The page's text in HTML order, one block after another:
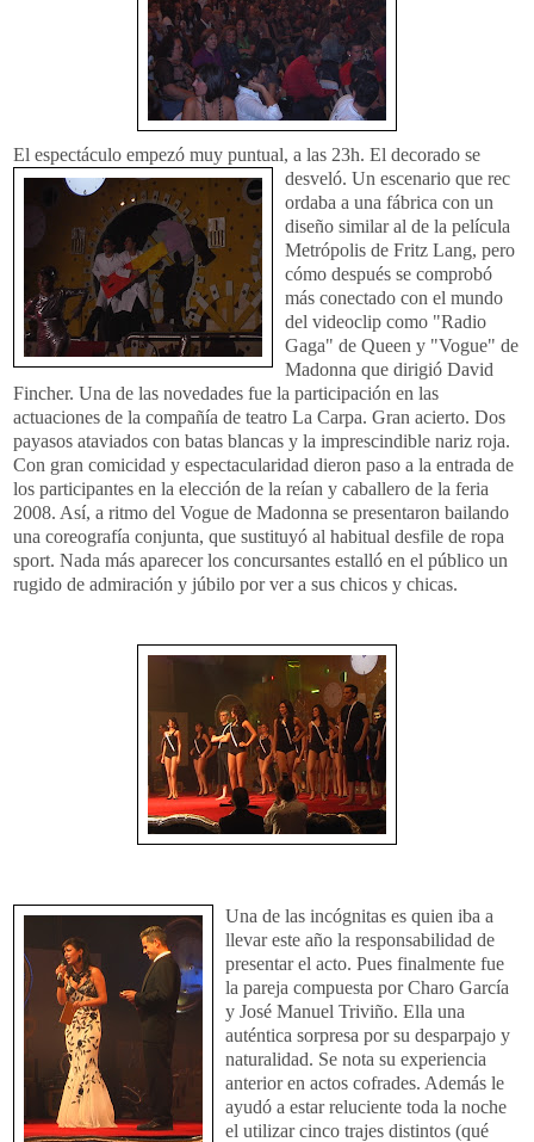
El espectáculo empezó muy puntual, a las 23h. El decorado se
desveló. Un escenario que rec
ordaba a una fábrica con un
diseño similar al de la película
Metrópolis de Fritz Lang, pero
cómo después se comprobó
más conectado con el mundo
del videoclip como "Radio
Gaga" de Queen y "Vogue" de
Madonna que dirigió David
Fincher. Una de las novedades fue la participación en las
actuaciones de la compañía de teatro La Carpa. Gran acierto. Dos
payasos ataviados con batas blancas y la imprescindible nariz roja.
Con gran comicidad y espectacularidad dieron paso a la entrada de
los participantes en la elección de la reían y caballero de la feria
2008. Así, a ritmo del Vogue de Madonna se presentaron bailando
una coreografía conjunta, que sustituyó al habitual desfile de ropa
sport. Nada más aparecer los concursantes estalló en el público un
rugido de admiración y júbilo por ver a sus chicos y chicas.
Una de las incógnitas es quien iba a
llevar este año la responsabilidad de
presentar el acto. Pues finalmente fue
la pareja compuesta por Charo García
y José Manuel Triviño. Ella una
auténtica sorpresa por su desparpajo y
naturalidad. Se nota su experiencia
anterior en actos cofrades. Además le
ayudó a estar reluciente toda la noche
el utilizar cinco trajes distintos (qué